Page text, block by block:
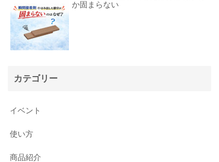
か固まらない
カテゴリー
イベント
使い方
商品紹介